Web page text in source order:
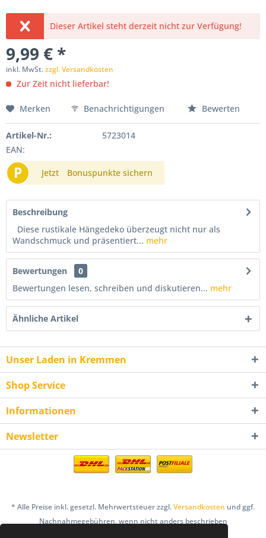
Dieser Artikel steht derzeit nicht zur Verfügung!
9,99 € *
inkl. MwSt.zzgl. Versandkosten
Zur Zeit nicht lieferbar!
Merken Benachrichtigungen Bewerten
Artikel-Nr.:
5723014
EAN:
P Jetzt Bonuspunkte sichern
Beschreibung
Diese rustikale Hängedeko überzeugt nicht nur als
Wandschmuck und präsentiert... mehr
Bewertungen
0
Bewertungen lesen, schreiben und diskutieren... mehr
Ähnliche Artikel
Unser Laden in Kremmen
Shop Service
Informationen
Newsletter
* Alle Preise inkl. gesetzl. Mehrwertsteuer zzgl.Versandkosten und ggf.
Nachnahmegebühren, wenn nicht anders beschrieben